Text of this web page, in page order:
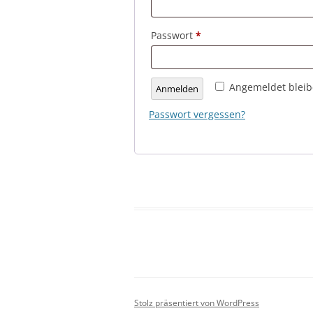
Passwort *Erforderlich
Angemeldet
Anmelden
Passwort vergessen?
Stolz präsentiert von WordPress